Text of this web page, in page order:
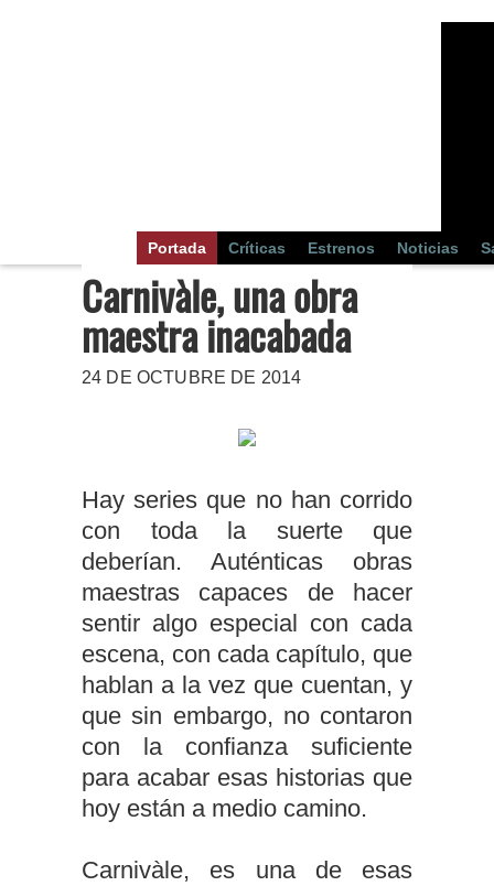
Portada Críticas Estrenos Noticias
Carnivàle, una obra
maestra inacabada
24 DE OCTUBRE DE 2014
Hay series que no han corrido
con toda la suerte que
deberían. Auténticas obras
maestras capaces de hacer
sentir algo especial con cada
escena, con cada capítulo, que
hablan a la vez que cuentan, y
que sin embargo, no contaron
con la confianza suficiente
para acabar esas historias que
hoy están a medio camino.
Carnivàle, es una de esas